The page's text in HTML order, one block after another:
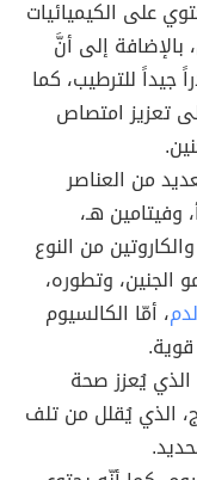
على الكيميائيات
بالإضافة إلى أنَّ
جيداً للترطيب، كما
تعزيز امتصاص
من العناصر
وفيتامين هـ،
من النوع
الجنين، وتطوره،
، أمّا الكالسيوم
الذي يُعزز صحة
الذي يُقلل من تلف